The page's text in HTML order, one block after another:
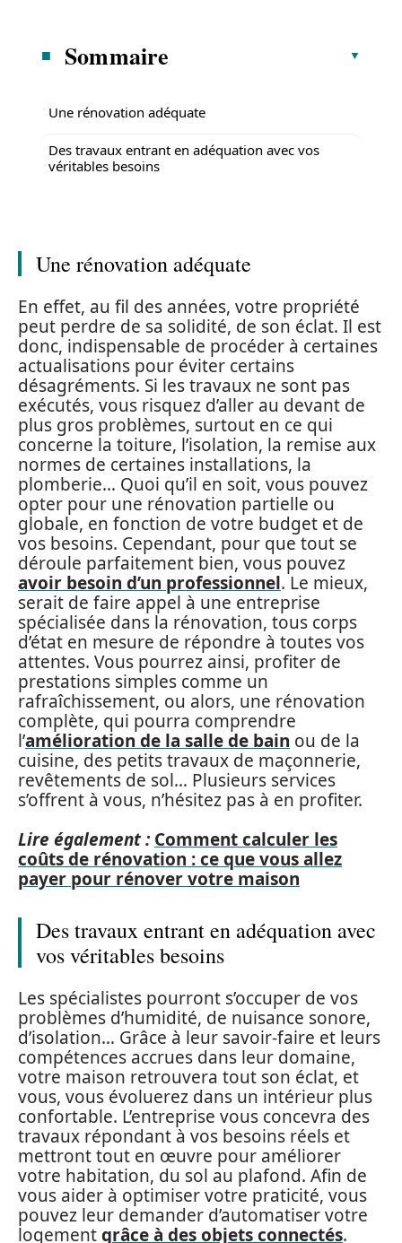
Sommaire
Une rénovation adéquate
Des travaux entrant en adéquation avec vos
véritables besoins
Une rénovation adéquate
En effet, au fil des années, votre propriété
peut perdre de sa solidité, de son éclat. Il est
donc, indispensable de procéder à certaines
actualisations pour éviter certains
désagréments. Si les travaux ne sont pas
exécutés, vous risquez d’aller au devant de
plus gros problèmes, surtout en ce qui
concerne la toiture, l’isolation, la remise aux
normes de certaines installations, la
plomberie… Quoi qu’il en soit, vous pouvez
opter pour une rénovation partielle ou
globale, en fonction de votre budget et de
vos besoins. Cependant, pour que tout se
déroule parfaitement bien, vous pouvez
avoir besoin d’un professionnel. Le mieux,
serait de faire appel à une entreprise
spécialisée dans la rénovation, tous corps
d’état en mesure de répondre à toutes vos
attentes. Vous pourrez ainsi, profiter de
prestations simples comme un
rafraîchissement, ou alors, une rénovation
complète, qui pourra comprendre
l’amélioration de la salle de bain ou de la
cuisine, des petits travaux de maçonnerie,
revêtements de sol… Plusieurs services
s’offrent à vous, n’hésitez pas à en profiter.
Lire également : Comment calculer les
coûts de rénovation : ce que vous allez
payer pour rénover votre maison
Des travaux entrant en adéquation avec
vos véritables besoins
Les spécialistes pourront s’occuper de vos
problèmes d’humidité, de nuisance sonore,
d’isolation… Grâce à leur savoir-faire et leurs
compétences accrues dans leur domaine,
votre maison retrouvera tout son éclat, et
vous, vous évoluerez dans un intérieur plus
confortable. L’entreprise vous concevra des
travaux répondant à vos besoins réels et
mettront tout en œuvre pour améliorer
votre habitation, du sol au plafond. Afin de
vous aider à optimiser votre praticité, vous
pouvez leur demander d’automatiser votre
logementgrâce à des objets connectés.